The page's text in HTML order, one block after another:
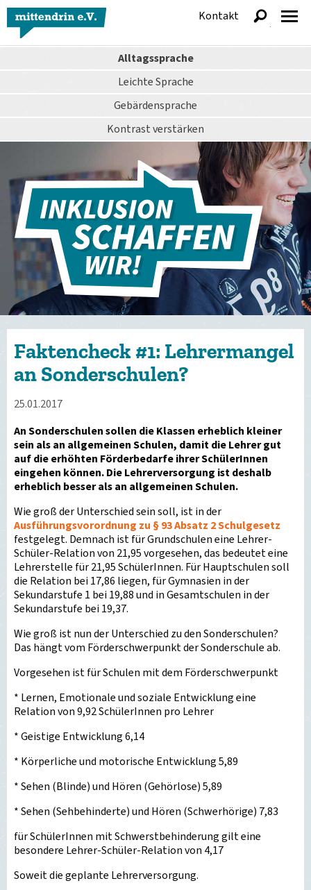
Alltagssprache
Leichte Sprache
Gebärdensprache
Kontrastverstärken
Kontakt
anzeigen
Faktencheck #1: Lehrermangel
an Sonderschulen?
25.01.2017
An Sonderschulen sollen die Klassen erheblich kleiner
sein als an allgemeinen Schulen, damit die Lehrer gut
auf die erhöhten Förderbedarfe ihrer SchülerInnen
eingehen können. Die Lehrerversorgung ist deshalb
erheblich besser als an allgemeinen Schulen.
Wie groß der Unterschied sein soll, ist in der
Ausführungsvorordnung zu § 93 Absatz 2 Schulgesetz
festgelegt. Demnach ist für Grundschulen eine Lehrer-
Schüler-Relation von 21,95 vorgesehen, das bedeutet eine
Lehrerstelle für 21,95 SchülerInnen. Für Hauptschulen soll
die Relation bei 17,86 liegen, für Gymnasien in der
Sekundarstufe 1 bei 19,88 und in Gesamtschulen in der
Sekundarstufe bei 19,37.
Wie groß ist nun der Unterschied zu den Sonderschulen?
Das hängt vom Förderschwerpunkt der Sonderschule ab.
Vorgesehen ist für Schulen mit dem Förderschwerpunkt
* Lernen, Emotionale und soziale Entwicklung eine
Relation von 9,92 SchülerInnen pro Lehrer
* Geistige Entwicklung 6,14
* Körperliche und motorische Entwicklung 5,89
* Sehen (Blinde) und Hören (Gehörlose) 5,89
* Sehen (Sehbehinderte) und Hören (Schwerhörige) 7,83
für SchülerInnen mit Schwerstbehinderung gilt eine
besondere Lehrer-Schüler-Relation von 4,17
Soweit die geplante Lehrerversorgung.